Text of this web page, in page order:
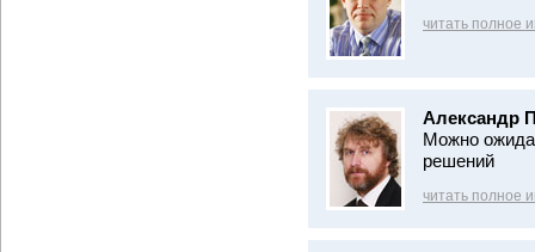
читать полное
Александр
Можно
решений
читать полное